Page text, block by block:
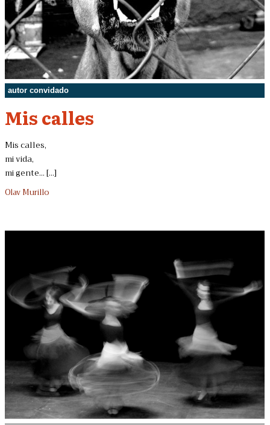
autor convidado
Mis calles
Mis calles,
mi vida,
mi gente... [...]
Olav Murillo